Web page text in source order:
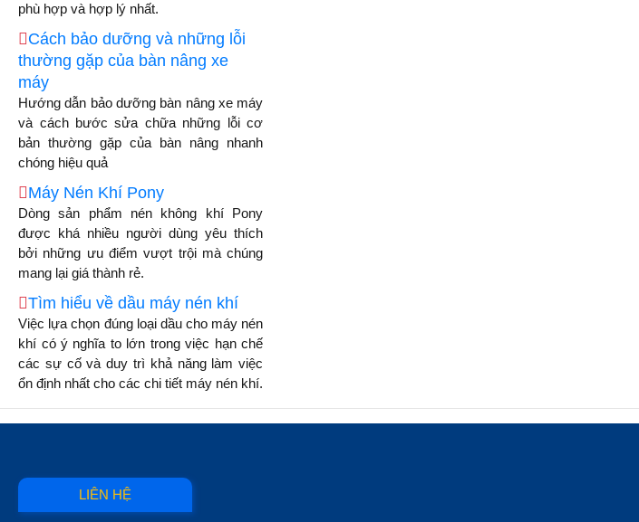
phù hợp và hợp lý nhất.
Cách bảo dưỡng và những lỗi
thường gặp của bàn nâng xe
máy
Hướng dẫn bảo dưỡng bàn nâng xe máy
và cách bước sửa chữa những lỗi cơ
bản thường gặp của bàn nâng nhanh
chóng hiệu quả
Máy Nén Khí Pony
Dòng sản phẩm nén không khí Pony
được khá nhiều người dùng yêu thích
bởi những ưu điểm vượt trội mà chúng
mang lại giá thành rẻ.
Tìm hiểu về dầu máy nén khí
Việc lựa chọn đúng loại dầu cho máy nén
khí có ý nghĩa to lớn trong việc hạn chế
các sự cố và duy trì khả năng làm việc
ổn định nhất cho các chi tiết máy nén khí.
LIÊN HỆ